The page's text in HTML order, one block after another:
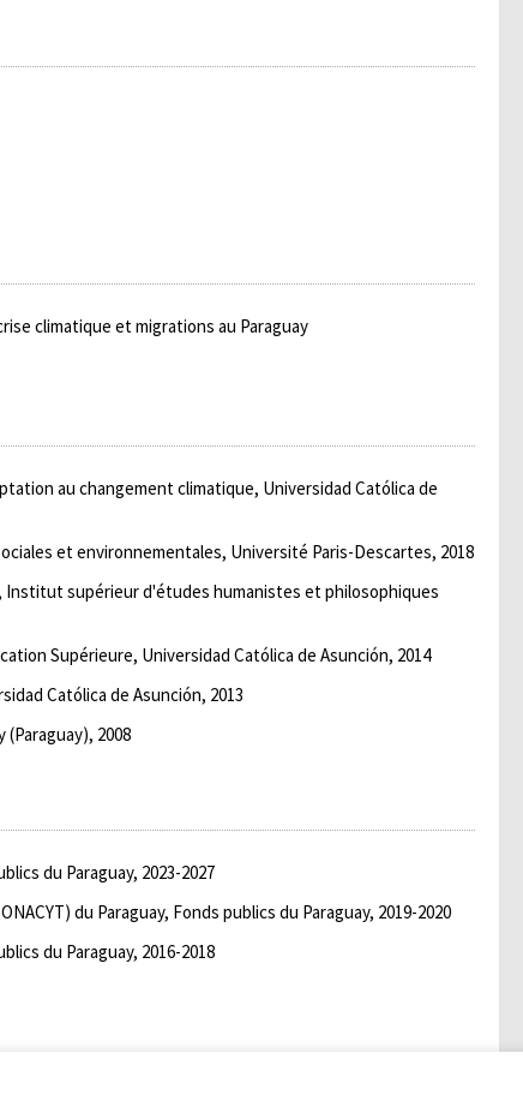
climatique et migrations au Paraguay
au changement climatique, Universidad Católica de
et environnementales, Université Paris-Descartes, 2018
Institut supérieur d'études humanistes et philosophiques
Supérieure, Universidad Católica de Asunción, 2014
Católica de Asunción, 2013
2008
du Paraguay, 2023-2027
du Paraguay, Fonds publics du Paraguay, 2019-2020
du Paraguay, 2016-2018